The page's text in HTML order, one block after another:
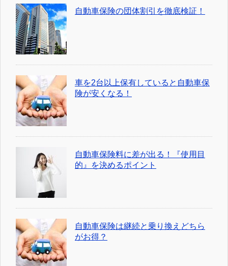
自動車保険の団体割引を徹底検証！
車を2台以上保有していると自動車保
険が安くなる！
自動車保険料に差が出る！『使用目
的』を決めるポイント
自動車保険は継続と乗り換えどちら
がお得？